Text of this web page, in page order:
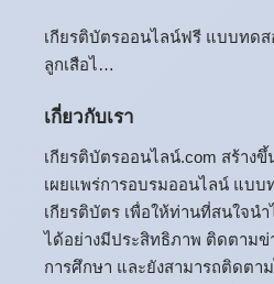
เกียรติบัตรออนไลน์ฟรี แบบทด
ลูกเสือไ…
เกี่ยวกับเรา
เกียรติบัตรออนไลน์.com สร้าง
เผยแพร่การอบรมออนไลน์ แบบ
เกียรติบัตร เพื่อให้ท่านที่สนใจน
ได้อย่างมีประสิทธิภาพ ติดตามข่
การศึกษา และยังสามารถติดตา